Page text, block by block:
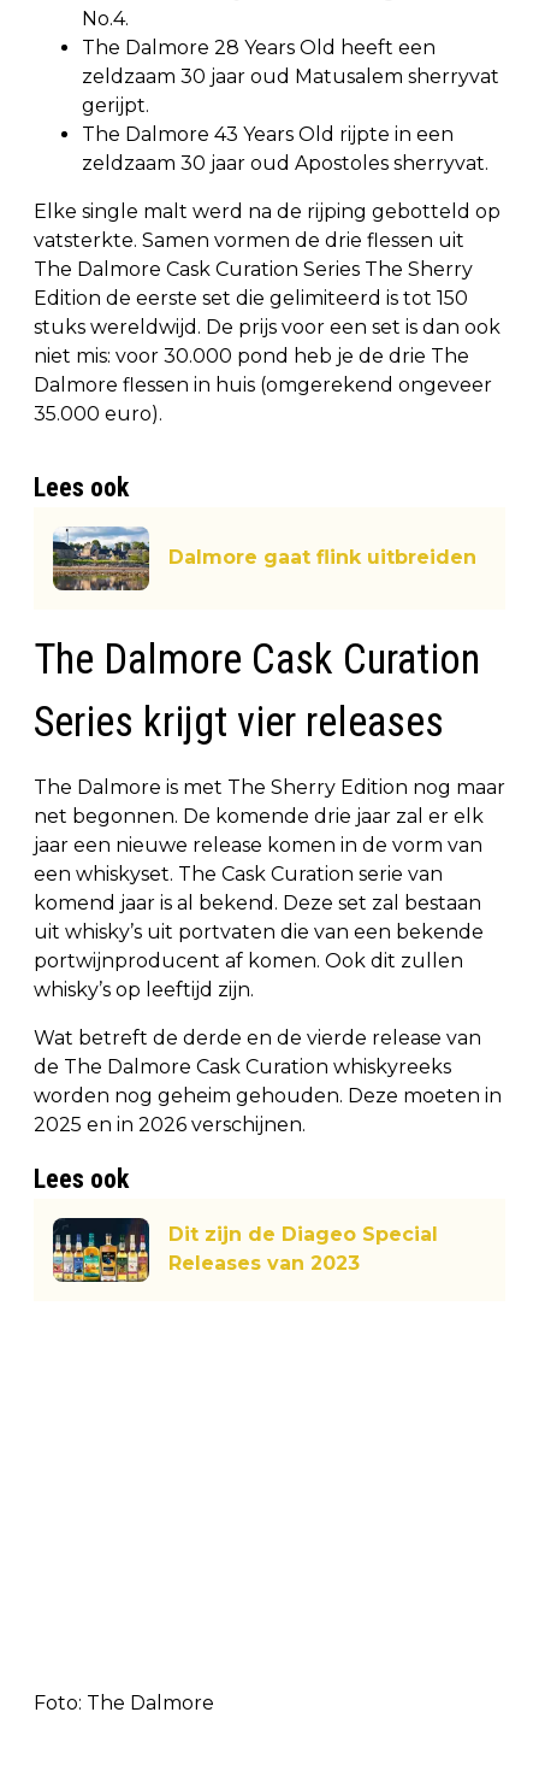
No.4.
The Dalmore 28 Years Old heeft een
zeldzaam 30 jaar oud Matusalem sherryvat
gerijpt.
The Dalmore 43 Years Old rijpte in een
zeldzaam 30 jaar oud Apostoles sherryvat.
Elke single malt werd na de rijping gebotteld op
vatsterkte. Samen vormen de drie flessen uit
The Dalmore Cask Curation Series The Sherry
Edition de eerste set die gelimiteerd is tot 150
stuks wereldwijd. De prijs voor een set is dan ook
niet mis: voor 30.000 pond heb je de drie The
Dalmore flessen in huis (omgerekend ongeveer
35.000 euro).
Lees ook
Dalmore gaat flink uitbreiden
The Dalmore Cask Curation
Series krijgt vier releases
The Dalmore is met The Sherry Edition nog maar
net begonnen. De komende drie jaar zal er elk
jaar een nieuwe release komen in de vorm van
een whiskyset. The Cask Curation serie van
komend jaar is al bekend. Deze set zal bestaan
uit whisky’s uit portvaten die van een bekende
portwijnproducent af komen. Ook dit zullen
whisky’s op leeftijd zijn.
Wat betreft de derde en de vierde release van
de The Dalmore Cask Curation whiskyreeks
worden nog geheim gehouden. Deze moeten in
2025 en in 2026 verschijnen.
Lees ook
Dit zijn de Diageo Special
Releases van 2023
Foto: The Dalmore